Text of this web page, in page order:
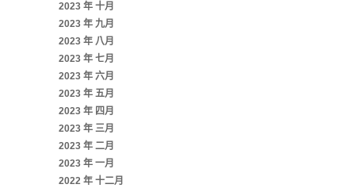
2023 年 十月
2023 年 九月
2023 年 八月
2023 年 七月
2023 年 六月
2023 年 五月
2023 年 四月
2023 年 三月
2023 年 二月
2023 年 一月
2022 年 十二月